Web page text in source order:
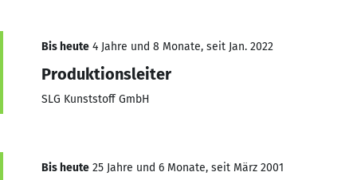
Bis heute 4 Jahre und 8 Monate, seit Jan. 2022
Produktionsleiter
SLG Kunststoff GmbH
Bis heute 25 Jahre und 6 Monate, seit März 2001